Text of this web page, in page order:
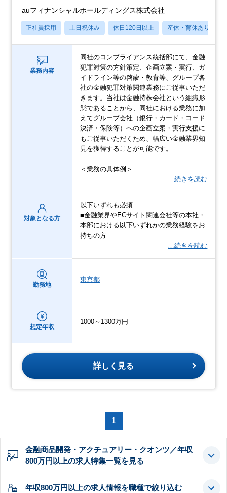
auフィナンシャルホールディングス株式会社
正社員採用 土日祝休み 休日120日以上 産休・育休あり
業務内容
同社のコンプライアンス統括部にて、金融
犯罪対策の方針策定、企画立案・実行、ガ
イドライン等の啓蒙・教育等、グループ各
社の金融犯罪対策関連業務にご従事いただ
きます。当社は金融持株会社という組織形
態であることから、同社における業務に加
えてグループ会社（銀行・カード・コード
決済・保険等）への企画立案・実行支援に
もご従事いただくため、幅広い金融業界知
見を獲得することが可能です。
＜業務の具体例＞
…続きを読む
対象となる方
以下いずれも必須
■金融業界やECサイト関連会社等の本社・
本部における以下いずれかの業務経験をお
持ちの方
…続きを読む
勤務地
東京都
想定年収
1000～1300万円
詳しく見る
1
金融商品開発・アクチュアリー・クオンツ／年収
800万円以上の求人特集一覧を見る
年収800万円以上の求人情報を職種で絞り込む